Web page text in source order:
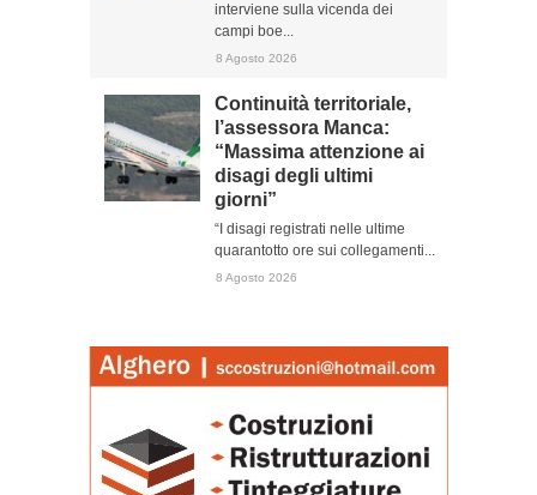
interviene sulla vicenda dei
campi boe...
8 Agosto 2026
Continuità territoriale,
l’assessora Manca:
“Massima attenzione ai
disagi degli ultimi
giorni”
“I disagi registrati nelle ultime
quarantotto ore sui collegamenti...
8 Agosto 2026